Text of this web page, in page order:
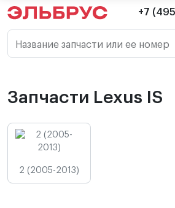
+7
Название запчасти или ее номер
Запчасти Lexus IS
2 (2005-2013)